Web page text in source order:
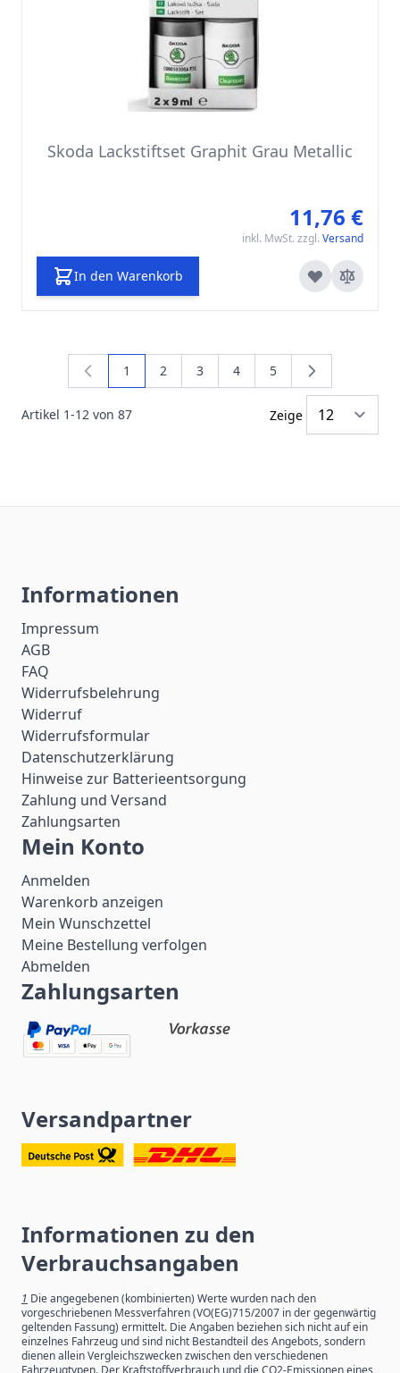
Skoda Lackstiftset Graphit Grau Metallic
11,76 €
inkl. MwSt. zzgl. Versand
In den Warenkorb
Artikel 1-12 von 87
Sie lesen gerade die Seite
1 Seite
2 Seite
3 Seite
4 Seite
5
Zeige
Informationen
Impressum
AGB
FAQ
Widerrufsbelehrung
Widerruf
Widerrufsformular
Datenschutzerklärung
Hinweise zur Batterieentsorgung
Zahlung und Versand
Zahlungsarten
Mein Konto
Anmelden
Warenkorb anzeigen
Mein Wunschzettel
Meine Bestellung verfolgen
Abmelden
Zahlungsarten
Versandpartner
Informationen zu den
Verbrauchsangaben
1 Die angegebenen (kombinierten) Werte wurden nach den
vorgeschriebenen Messverfahren (VO(EG)715/2007 in der gegenwärtig
geltenden Fassung) ermittelt. Die Angaben beziehen sich nicht auf ein
einzelnes Fahrzeug und sind nicht Bestandteil des Angebots, sondern
dienen allein Vergleichszwecken zwischen den verschiedenen
Fahrzeugtypen. Der Kraftstoffverbrauch und die CO2-Emissionen eines